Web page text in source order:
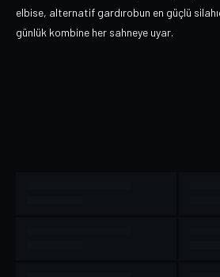
elbise, alternatif gardırobun en güçlü
günlük kombine her sahneye uyar.